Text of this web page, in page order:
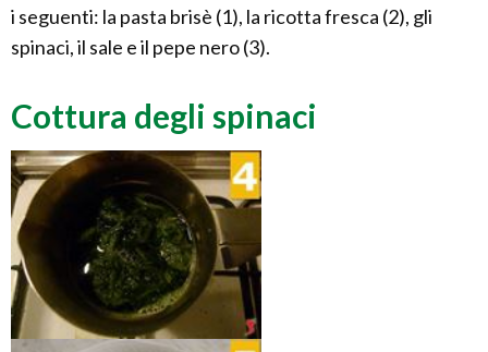
i seguenti: la pasta brisè (1), la ricotta fresca (2), gli
spinaci, il sale e il pepe nero (3).
Cottura degli spinaci